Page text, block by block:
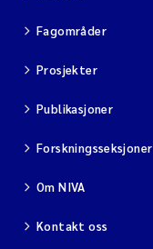
Fagområder
Prosjekter
Publikasjoner
Forskningsseksjoner
Om NIVA
Kontakt oss